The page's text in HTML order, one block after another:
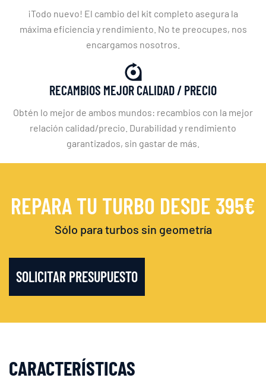
¡Todo nuevo! El cambio del kit completo asegura la
máxima eficiencia y rendimiento. No te preocupes, nos
encargamos nosotros.
RECAMBIOS MEJOR CALIDAD / PRECIO
Obtén lo mejor de ambos mundos: recambios con la mejor
relación calidad/precio. Durabilidad y rendimiento
garantizados, sin gastar de más.
REPARA TU TURBO DESDE 395€
Sólo para turbos sin geometría
SOLICITAR PRESUPUESTO
CARACTERÍSTICAS